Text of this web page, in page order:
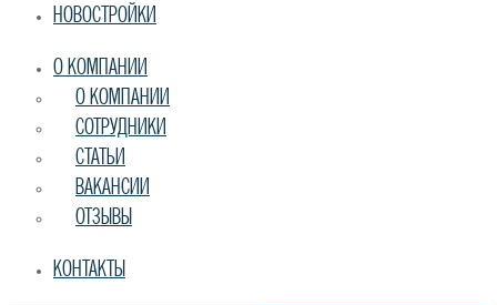
НОВОСТРОЙКИ
О КОМПАНИИ
О КОМПАНИИ
СОТРУДНИКИ
СТАТЬИ
ВАКАНСИИ
ОТЗЫВЫ
КОНТАКТЫ